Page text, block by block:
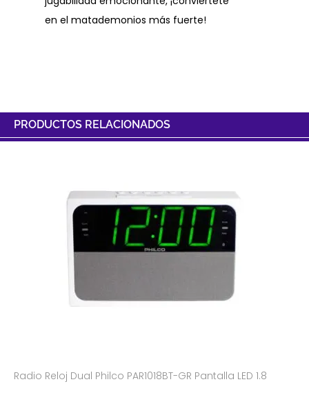
en el matademonios más fuerte!
PRODUCTOS RELACIONADOS
Radio Reloj Dual Philco PAR1018BT-GR Pantalla LED 1.8